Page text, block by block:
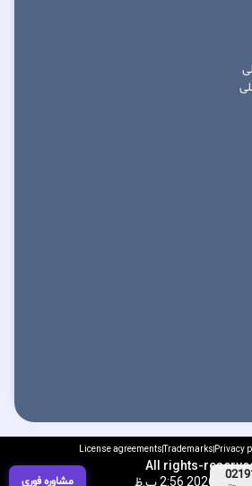
Privacy
Trademarks
License agreements
All rights-
2:56 ب.ظ
مشاوره فوری